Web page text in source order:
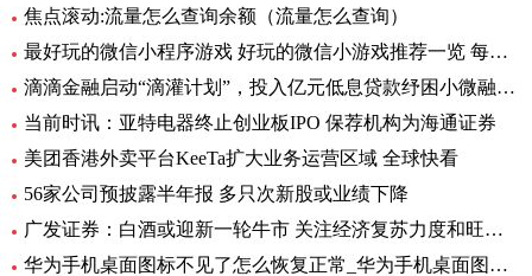
焦点滚动:流量怎么查询余额（流量怎么查询）
最好玩的微信小程序游戏 好玩的微信小游戏推荐一览 每日观点
滴滴金融启动“滴灌计划”，投入亿元低息贷款纾困小微融资难
当前时讯：亚特电器终止创业板IPO 保荐机构为海通证券
美团香港外卖平台KeeTa扩大业务运营区域 全球快看
56家公司预披露半年报 多只次新股或业绩下降
广发证券：白酒或迎新一轮牛市 关注经济复苏力度和旺季动销
华为手机桌面图标不见了怎么恢复正常_华为手机桌面图标不见了怎么办